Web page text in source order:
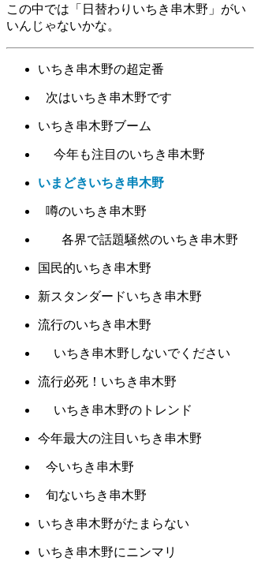
この中では「日替わりいちき串木野」がい
いんじゃないかな。
いちき串木野の超定番
次はいちき串木野です
いちき串木野ブーム
今年も注目のいちき串木野
いまどきいちき串木野
噂のいちき串木野
各界で話題騒然のいちき串木野
国民的いちき串木野
新スタンダードいちき串木野
流行のいちき串木野
いちき串木野しないでください
流行必死！いちき串木野
いちき串木野のトレンド
今年最大の注目いちき串木野
今いちき串木野
旬ないちき串木野
いちき串木野がたまらない
いちき串木野にニンマリ